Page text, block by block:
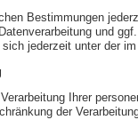
Bestimmungen
und
jederzeit unter der
Ihrer
der